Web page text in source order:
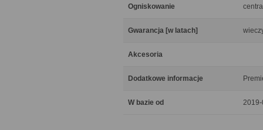
Ogniskowanie
Gwarancja [w latach]
Akcesoria
Dodatkowe informacje
W bazie od